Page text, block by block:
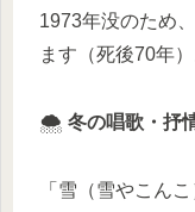
1973年没のため
ます（死後70年）
🌨️ 冬の唱歌・抒
「雪（雪やこん